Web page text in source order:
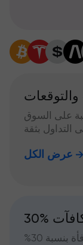
والتوقعات
على السوق
بثقة
عرض الكل
قم بشحن حسابك واحصل على مكافأة بنسبة 30%